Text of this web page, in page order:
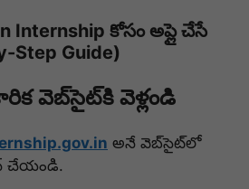
Internship కోసం అప్లై చేసే
Step Guide)
వెబ్‌సైట్‌కి వెళ్లండి
అనే వెబ్‌సైట్‌లో
చేయండి.